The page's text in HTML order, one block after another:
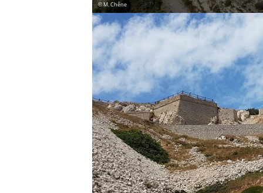
© M. Chêne